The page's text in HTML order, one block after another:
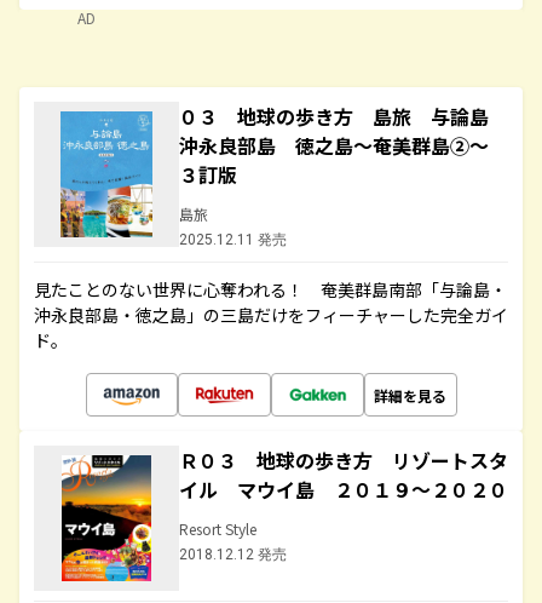
AD
０３ 地球の歩き方 島旅 与論島
沖永良部島 徳之島～奄美群島②～
３訂版
島旅
2025.12.11 発売
見たことのない世界に心奪われる！ 奄美群島南部「与論島・
沖永良部島・徳之島」の三島だけをフィーチャーした完全ガイ
ド。
詳細を見る
Ｒ０３ 地球の歩き方 リゾートスタ
イル マウイ島 ２０１９～２０２０
Resort Style
2018.12.12 発売